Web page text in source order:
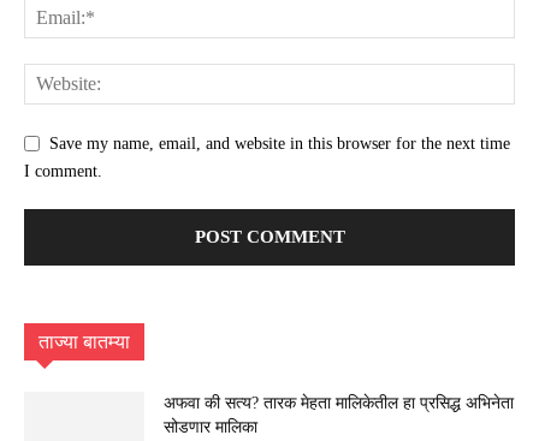
Save my name, email, and website in this browser for the next time
I comment.
ताज्या बातम्या
अफवा की सत्य? तारक मेहता मालिकेतील हा प्रसिद्ध अभिनेता
सोडणार मालिका